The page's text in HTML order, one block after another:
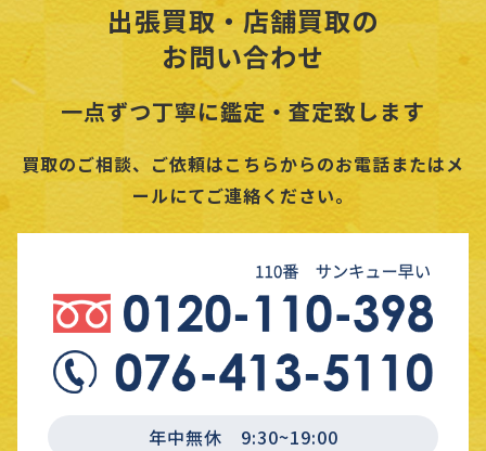
出張買取・店舗買取の
お問い合わせ
一点ずつ丁寧に鑑定・査定致します
買取のご相談、ご依頼はこちらからのお電話またはメ
ールにてご連絡ください。
年中無休 9:30~19:00